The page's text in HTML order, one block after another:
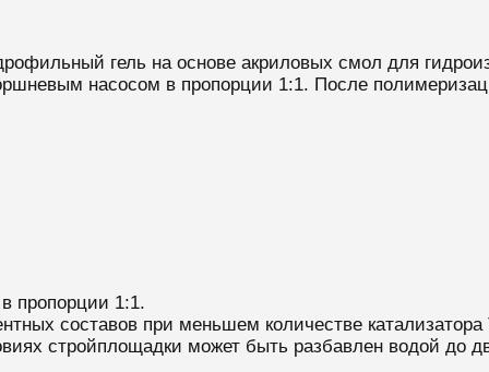
гель на основе акриловых смол для
насосом в пропорции 1:1. После
пропорции 1:1.
составов при меньшем количестве
стройплощадки может быть разбавлен водой до